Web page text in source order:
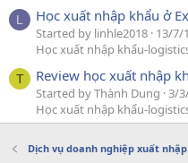
L Học xuất nhập khẩu ở
Started by linhle2018 13/7/
Học xuất nhập khẩu-
T Review học xuất nhập
Started by Thành Dung 3/
Học xuất nhập khẩu-
Dịch vụ doanh nghiệp xuất